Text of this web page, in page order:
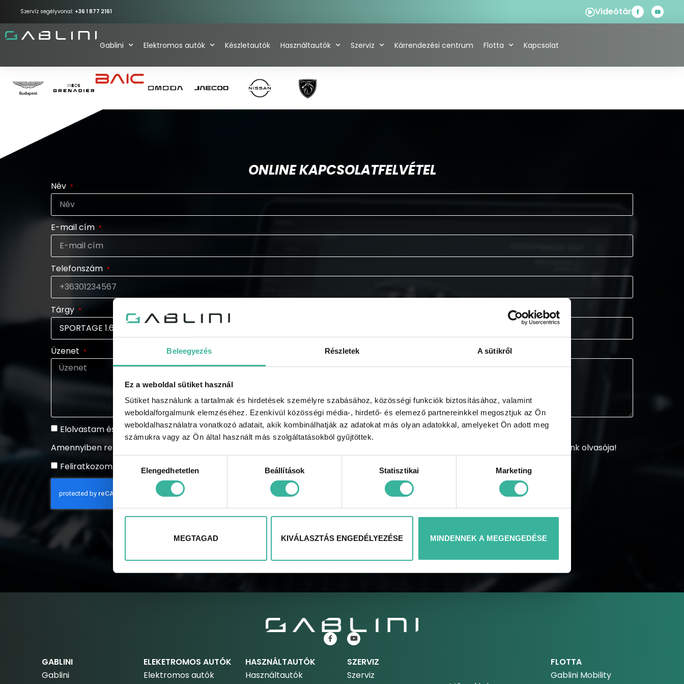
Beleegyezés Részletek A sütikről
Ez a weboldal sütiket használ
Sütiket használunk a tartalmak és hirdetések személyre szabásához, közösségi funkciók biztosításához, valamint
weboldalforgalmunk elemzéséhez. Ezenkívül közösségi média-, hirdető- és elemező partnereinkkel megosztjuk az Ön
weboldalhasználatra vonatkozó adatait, akik kombinálhatják az adatokat más olyan adatokkal, amelyeket Ön adott meg
számukra vagy az Ön által használt más szolgáltatásokból gyűjtöttek.
kiválasztásaElengedhetetlen Beállítások Statisztikai Marketing
MEGTAGAD KIVÁLASZTÁS ENGEDÉLYEZÉSE MINDENNEK A MEGENGEDÉSE
Szervíz segélyvonal: +36 1 877 2161 Videótár
Gablini Elektromos autók Készletautók Használtautók Szerviz Kárrendezési centrum Flotta Kapcsolat
ONLINE KAPCSOLATFELVÉTEL
Név
E-mail cím
Telefonszám
Tárgy
Üzenet
Elolvastam és elfogadom azadatkezelési tájékoztatót
Amennyiben rendszeresen tájékoztatást szeretne kapni a GABLINI akcióiról, újdonságairól, híreiről, regisztráljon és legyen hírlevelünk olvasója!
Feliratkozom a hírlevélre
GABLINI
Gablini
ELEKETROMOS AUTÓK
Elektromos autók
HASZNÁLTAUTÓK
Használtautók
SZERVIZ
Szerviz
FLOTTA
Gablini Mobility